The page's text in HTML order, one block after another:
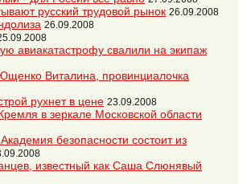
русский трудовой рынок 26.09.2008
26.09.2008
авиакатастрофу свалили на экипаж
Виталина, провинциалочка
рухнет в цене 23.09.2008
в зеркале Московской области
безопасности состоит из
известный как Саша Слюнявый